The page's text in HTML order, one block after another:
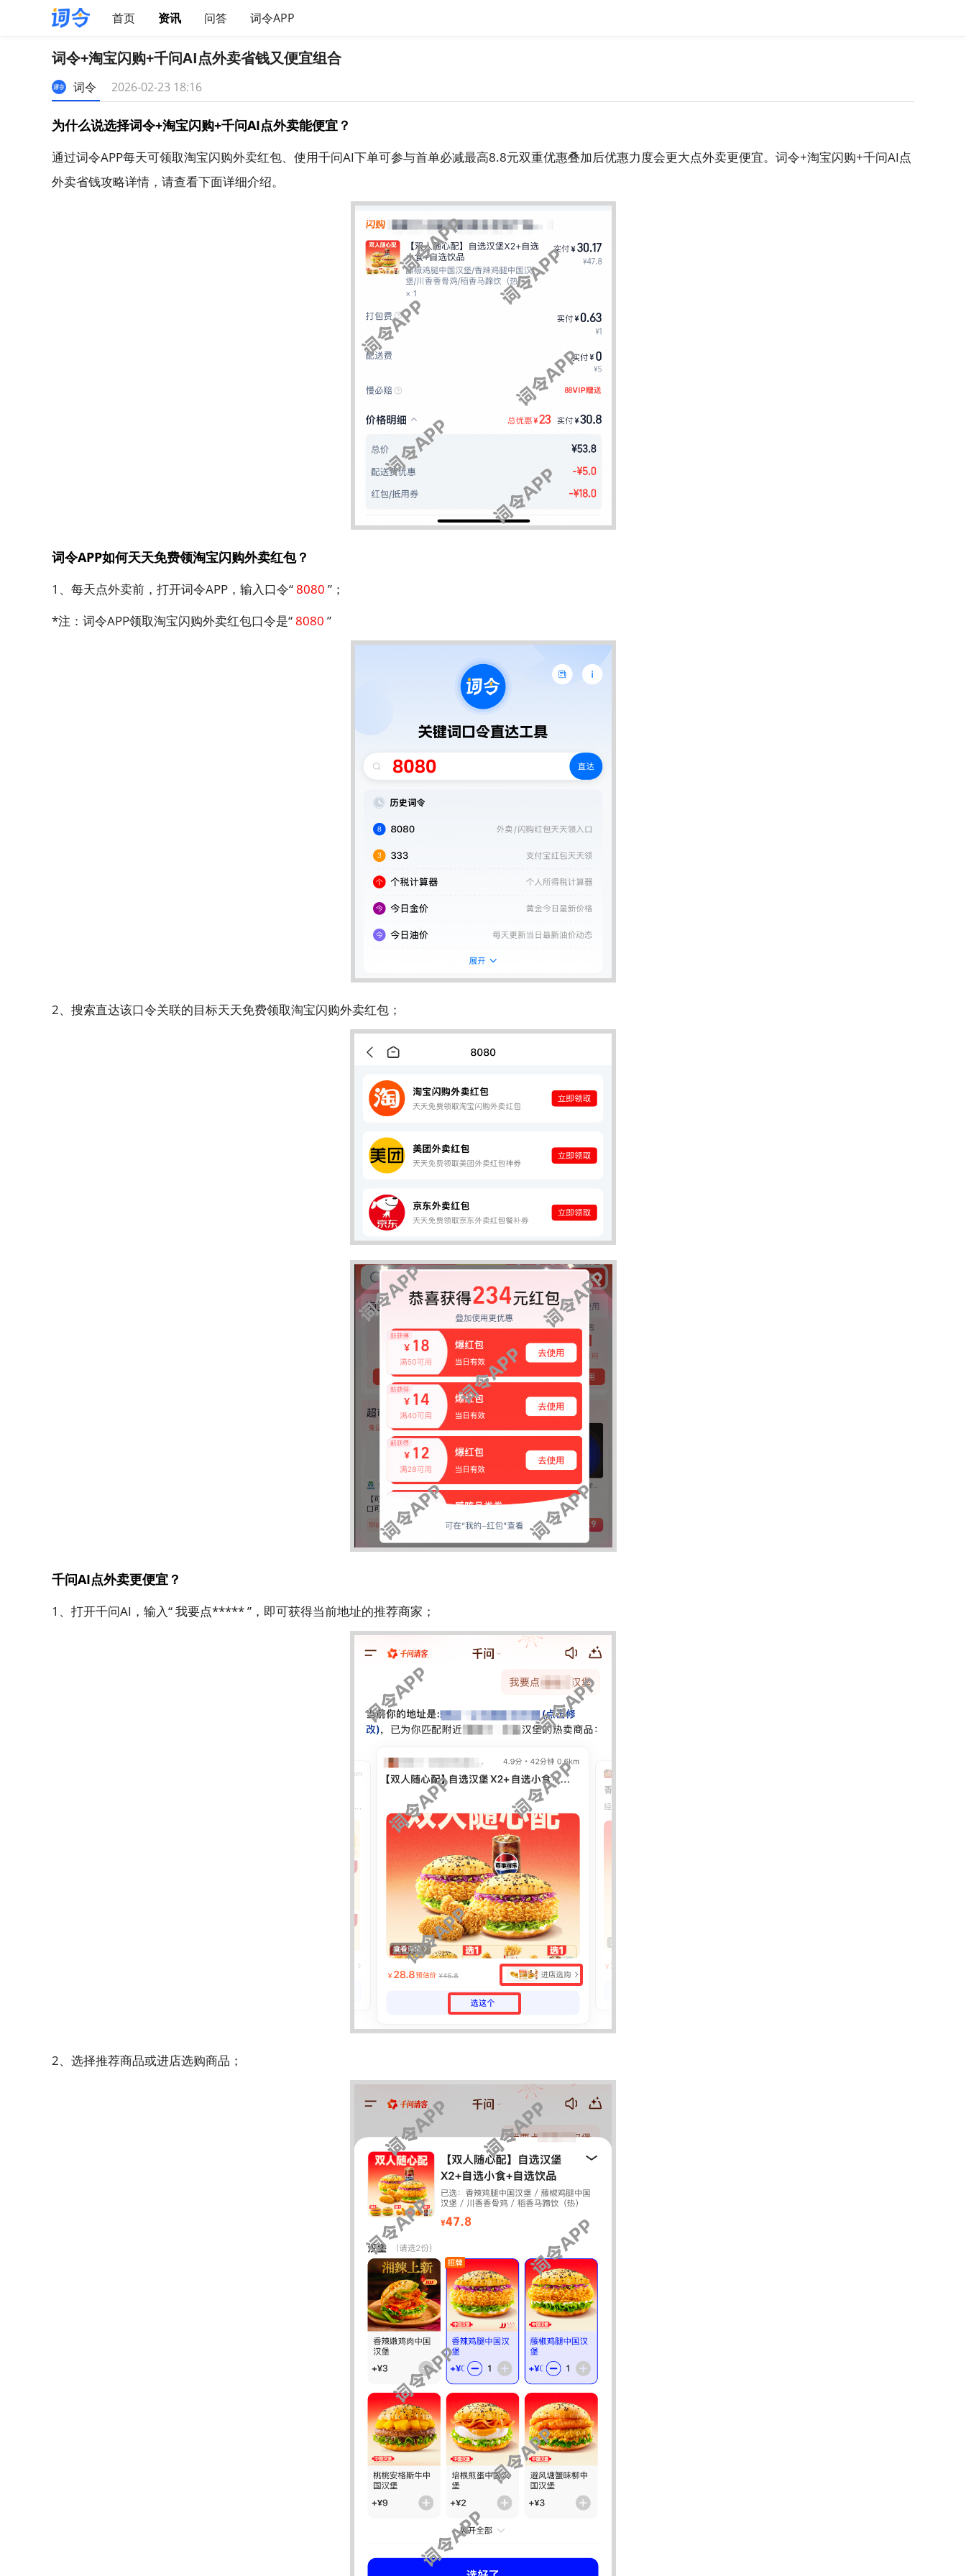
首页 资讯 问答 词令APP
词令+淘宝闪购+千问AI点外卖省钱又便宜组合
词令 2026-02-23 18:16
为什么说选择词令+淘宝闪购+千问AI点外卖能便宜？
通过词令APP每天可领取淘宝闪购外卖红包、使用千问AI下单可参与首单必减最高8.8元双重优惠叠加后优惠力度会更大点外卖更便宜。词令+淘宝闪购+千问AI点
外卖省钱攻略详情，请查看下面详细介绍。
词令APP如何天天免费领淘宝闪购外卖红包？
1、每天点外卖前，打开词令APP，输入口令“ 8080 ”；
*注：词令APP领取淘宝闪购外卖红包口令是“ 8080 ”
2、搜索直达该口令关联的目标天天免费领取淘宝闪购外卖红包；
千问AI点外卖更便宜？
1、打开千问AI，输入“ 我要点***** ”，即可获得当前地址的推荐商家；
2、选择推荐商品或进店选购商品；